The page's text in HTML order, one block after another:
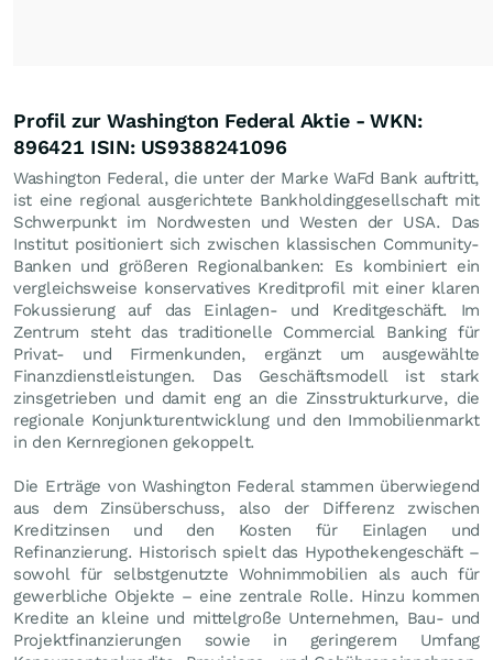
Profil zur Washington Federal Aktie - WKN:
896421 ISIN: US9388241096
Washington Federal, die unter der Marke WaFd Bank auftritt,
ist eine regional ausgerichtete Bankholdinggesellschaft mit
Schwerpunkt im Nordwesten und Westen der USA. Das
Institut positioniert sich zwischen klassischen Community-
Banken und größeren Regionalbanken: Es kombiniert ein
vergleichsweise konservatives Kreditprofil mit einer klaren
Fokussierung auf das Einlagen- und Kreditgeschäft. Im
Zentrum steht das traditionelle Commercial Banking für
Privat- und Firmenkunden, ergänzt um ausgewählte
Finanzdienstleistungen. Das Geschäftsmodell ist stark
zinsgetrieben und damit eng an die Zinsstrukturkurve, die
regionale Konjunkturentwicklung und den Immobilienmarkt
in den Kernregionen gekoppelt.
Die Erträge von Washington Federal stammen überwiegend
aus dem Zinsüberschuss, also der Differenz zwischen
Kreditzinsen und den Kosten für Einlagen und
Refinanzierung. Historisch spielt das Hypothekengeschäft –
sowohl für selbstgenutzte Wohnimmobilien als auch für
gewerbliche Objekte – eine zentrale Rolle. Hinzu kommen
Kredite an kleine und mittelgroße Unternehmen, Bau- und
Projektfinanzierungen sowie in geringerem Umfang